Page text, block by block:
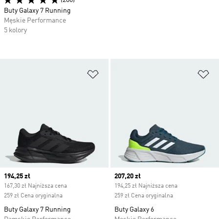
Current price
194,25 zł
167,30 zł Najniższa cena
259 zł Cena oryginalna
Buty Galaxy 7 Running
Current price
207,20 zł
194,25 zł Najniższa cena
259 zł Cena oryginalna
Buty Galaxy 6
Buty Galaxy 7 Running
Męskie Performance
5 kolory